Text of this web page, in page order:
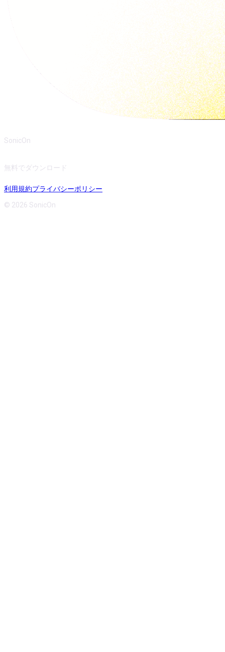
SonicOn
無料でダウンロード
利用規約プライバシーポリシー
© 2026 SonicOn